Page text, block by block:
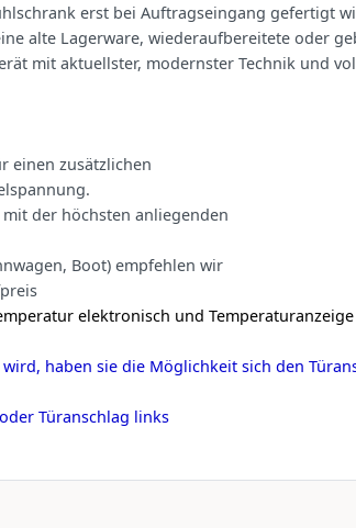
erst bei Auftragseingang gefertigt
alte Lagerware, wiederaufbereitete oder
mit aktuellster, modernster Technik und
einen zusätzlichen
der höchsten anliegenden
Boot) empfehlen wir
elektronisch und
haben sie die Möglichkeit sich den
Türanschlag links